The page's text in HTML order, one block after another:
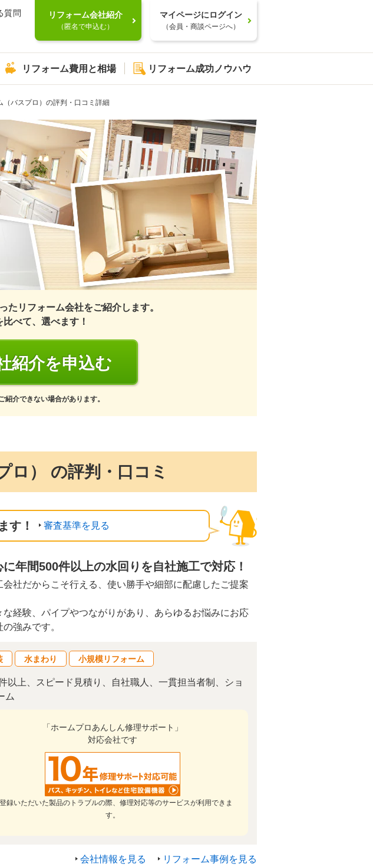
質問 リフォーム会社紹介
（匿名で申込む）
マイページにログイン
（会員・商談ページへ）
リフォーム費用と相場 リフォーム成功ノウハウ
バスプロ）の評判・口コミ詳細
たリフォーム会社をご紹介します。
べて、選べます！
紹介を申込む
介できない場合があります。
ロ） の評判・口コミ
す！ 審査基準を見る
年間500件以上の水回りを自社施工で対応！
社だからこそ行える、使い勝手や細部に配慮したご提案
経験、パイプやつながりがあり、あらゆるお悩みにお応
強みです。
水まわり 小規模リフォーム
以上、スピード見積り、自社職人、一貫担当者制、ショ
ム
「ホームプロあんしん修理サポート」
対応会社です
録いただいた製品のトラブルの際、修理対応等のサービスが利用できま
す。
会社情報を見る リフォーム事例を見る